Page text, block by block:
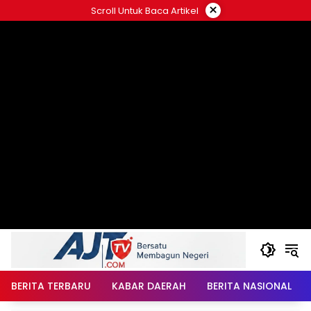
ke
Scroll Untuk Baca Artikel ×
BERITA TERBARU KABAR DAERAH BERITA NASIONAL